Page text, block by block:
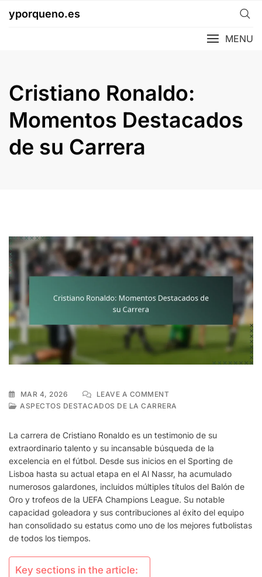
yporqueno.es
MENU
Cristiano Ronaldo:
Momentos Destacados
de su Carrera
MAR 4, 2026 LEAVE A COMMENTON
CRISTIANO
DESTACADOS
DE
SU
CARRERA
ASPECTOS DESTACADOS DE LA CARRERA
La carrera de Cristiano Ronaldo es un testimonio de su
extraordinario talento y su incansable búsqueda de la
excelencia en el fútbol. Desde sus inicios en el Sporting de
Lisboa hasta su actual etapa en el Al Nassr, ha acumulado
numerosos galardones, incluidos múltiples títulos del Balón de
Oro y trofeos de la UEFA Champions League. Su notable
capacidad goleadora y sus contribuciones al éxito del equipo
han consolidado su estatus como uno de los mejores futbolistas
de todos los tiempos.
Key sections in the article: